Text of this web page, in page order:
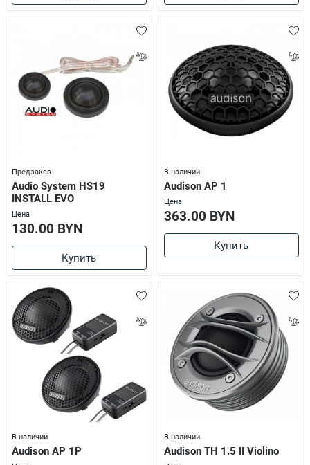
Предзаказ
Audio System HS19
INSTALL EVO
Цена
130.00 BYN
Купить
В наличии
Audison AP 1
Цена
363.00 BYN
Купить
В наличии
Audison AP 1P
В наличии
Audison TH 1.5 II Violino